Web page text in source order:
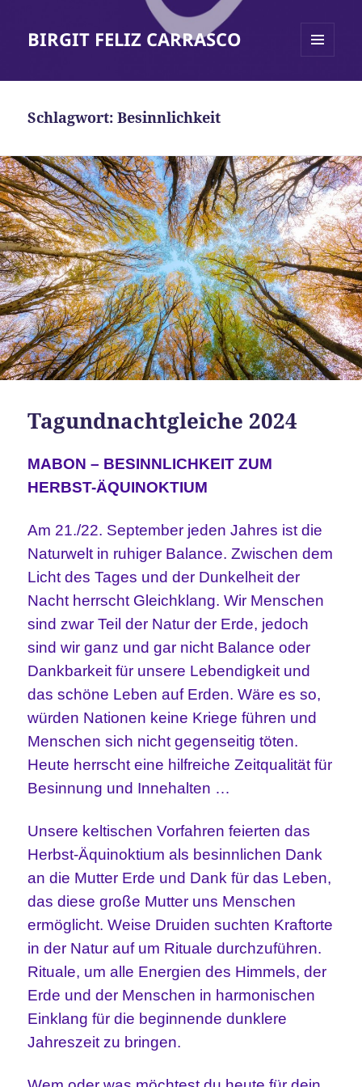
BIRGIT FELIZ CARRASCO
Schlagwort:Besinnlichkeit
Tagundnachtgleiche 2024
MABON – BESINNLICHKEIT ZUM
HERBST-ÄQUINOKTIUM
Am 21./22. September jeden Jahres ist die
Naturwelt in ruhiger Balance. Zwischen dem
Licht des Tages und der Dunkelheit der
Nacht herrscht Gleichklang. Wir Menschen
sind zwar Teil der Natur der Erde, jedoch
sind wir ganz und gar nicht Balance oder
Dankbarkeit für unsere Lebendigkeit und
das schöne Leben auf Erden. Wäre es so,
würden Nationen keine Kriege führen und
Menschen sich nicht gegenseitig töten.
Heute herrscht eine hilfreiche Zeitqualität für
Besinnung und Innehalten …
Unsere keltischen Vorfahren feierten das
Herbst-Äquinoktium als besinnlichen Dank
an die Mutter Erde und Dank für das Leben,
das diese große Mutter uns Menschen
ermöglicht. Weise Druiden suchten Kraftorte
in der Natur auf um Rituale durchzuführen.
Rituale, um alle Energien des Himmels, der
Erde und der Menschen in harmonischen
Einklang für die beginnende dunklere
Jahreszeit zu bringen.